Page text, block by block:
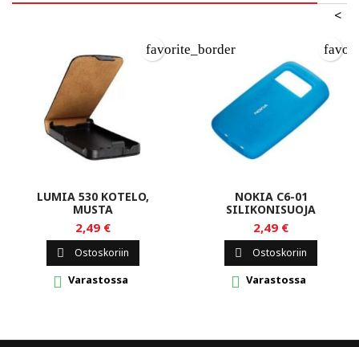
<
LUMIA 530 KOTELO,
MUSTA
2,49 €
 Ostoskoriin
 Varastossa
favorite_border
NOKIA C6-01
SILIKONISUOJA
2,49 €
 Ostoskoriin
 Varastossa